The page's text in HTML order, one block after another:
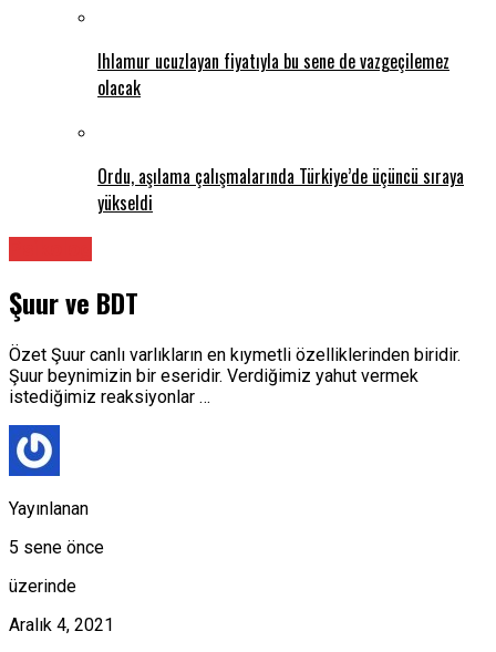
Ihlamur ucuzlayan fiyatıyla bu sene de vazgeçilemez
olacak
Ordu, aşılama çalışmalarında Türkiye’de üçüncü sıraya
yükseldi
Şuur ve BDT
Özet Şuur canlı varlıkların en kıymetli özelliklerinden biridir.
Şuur beynimizin bir eseridir. Verdiğimiz yahut vermek
istediğimiz reaksiyonlar …
Yayınlanan
5 sene önce
üzerinde
Aralık 4, 2021